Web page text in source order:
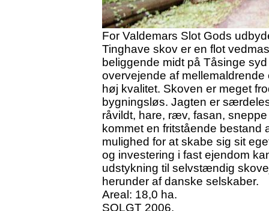
For Valdemars Slot Gods
Tinghave skov er en flot
beliggende midt på Tåsinge
overvejende af
høj kvalitet. Skoven er meget
bygningsløs. Jagten er
råvildt, hare, ræv, fasan,
kommet en fritstående
mulighed for at skabe sig sit
og investering i fast ejendom
udstykning til selvstændig
herunder af danske selskaber.
Areal: 18,0 ha.
SOLGT 2006.